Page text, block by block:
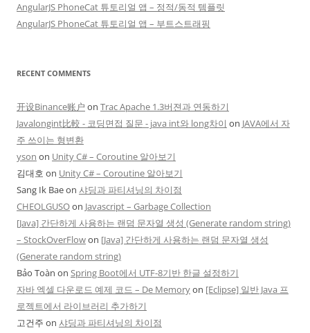
AngularJS PhoneCat 튜토리얼 앱 – 정적/동적 템플릿
AngularJS PhoneCat 튜토리얼 앱 – 부트스트래핑
RECENT COMMENTS
开设Binance账户 on Trac Apache 1.3버젼과 연동하기
Javalongint比較 - 코딩면접 질문 - java int와 long차이 on JAVA에서 자
주 쓰이는 형변환
yson on Unity C# – Coroutine 알아보기
김대호 on Unity C# – Coroutine 알아보기
Sang Ik Baeon 샤딩과 파티셔닝의 차이점
CHEOLGUSOon Javascript – Garbage Collection
[Java] 간단하게 사용하는 랜덤 문자열 생성 (Generate random string)
– StockOverFlowon [Java] 간단하게 사용하는 랜덤 문자열 생성
(Generate random string)
Bảo Toàn on Spring Boot에서 UTF-8기반 한글 설정하기
자바 엑셀 다운로드 예제 코드 – De Memoryon [Eclipse] 일반 Java 프
로젝트에서 라이브러리 추가하기
고건주 on 샤딩과 파티셔닝의 차이점